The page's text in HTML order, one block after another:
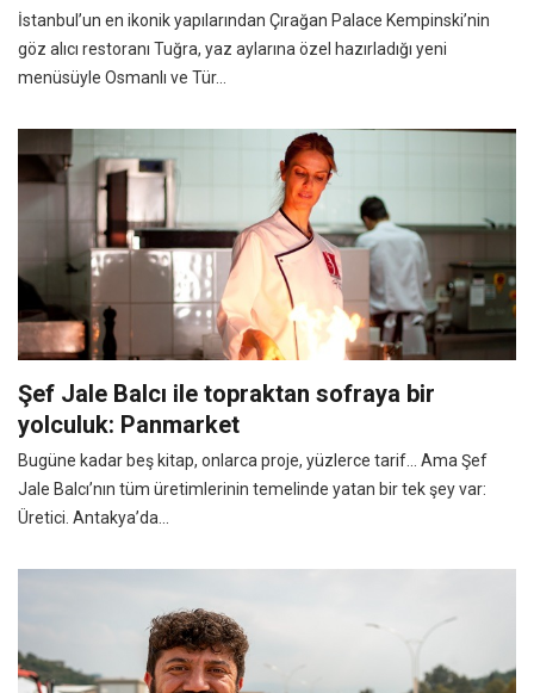
İstanbul’un en ikonik yapılarından Çırağan Palace Kempinski’nin
göz alıcı restoranı Tuğra, yaz aylarına özel hazırladığı yeni
menüsüyle Osmanlı ve Tür...
Şef Jale Balcı ile topraktan sofraya bir
yolculuk: Panmarket
Bugüne kadar beş kitap, onlarca proje, yüzlerce tarif... Ama Şef
Jale Balcı’nın tüm üretimlerinin temelinde yatan bir tek şey var:
Üretici. Antakya’da...